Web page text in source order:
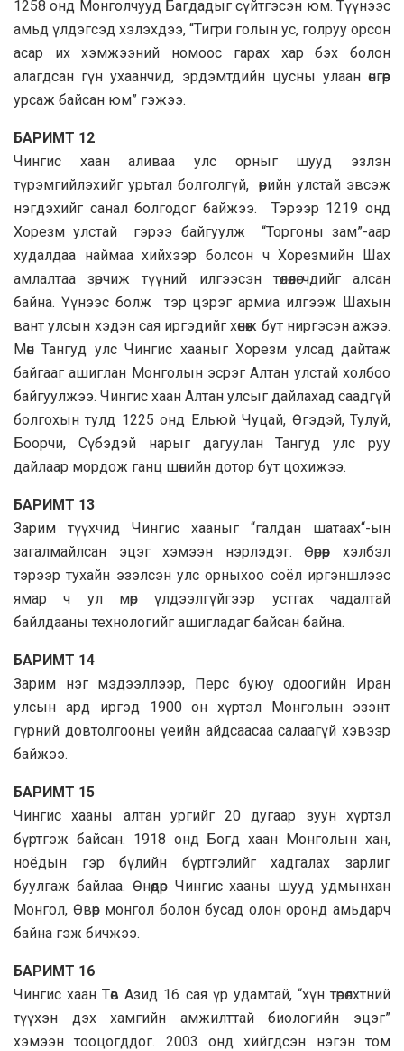
1258 онд Монголчууд Багдадыг сүйтгэсэн юм. Түүнээс
амьд үлдэгсэд хэлэхдээ, “Тигри голын ус, голруу орсон
асар их хэмжээний номоос гарах хар бэх болон
алагдсан гүн ухаанчид, эрдэмтдийн цусны улаан өнгөөр
урсаж байсан юм” гэжээ.
БАРИМТ 12
Чингис хаан аливаа улс орныг шууд эзлэн
түрэмгийлэхийг урьтал болголгүй, өөрийн улстай эвсэж
нэгдэхийг санал болгодог байжээ. Тэрээр 1219 онд
Хорезм улстай гэрээ байгуулж “Торгоны зам”-аар
худалдаа наймаа хийхээр болсон ч Хорезмийн Шах
амлалтаа зөрчиж түүний илгээсэн төлөөлөгчдийг алсан
байна. Үүнээс болж тэр цэрэг армиа илгээж Шахын
вант улсын хэдэн сая иргэдийг хөнөөж бут ниргэсэн ажээ.
Мөн Тангуд улс Чингис хааныг Хорезм улсад дайтаж
байгааг ашиглан Монголын эсрэг Алтан улстай холбоо
байгуулжээ. Чингис хаан Алтан улсыг дайлахад саадгүй
болгохын тулд 1225 онд Ельюй Чуцай, Өгэдэй, Тулуй,
Боорчи, Сүбэдэй нарыг дагуулан Тангуд улс руу
дайлаар мордож ганц шөнийн дотор бут цохижээ.
БАРИМТ 13
Зарим түүхчид Чингис хааныг “галдан шатаах“-ын
загалмайлсан эцэг хэмээн нэрлэдэг. Өөрөөр хэлбэл
тэрээр тухайн эзэлсэн улс орныхоо соёл иргэншлээс
ямар ч ул мөр үлдээлгүйгээр устгах чадалтай
байлдааны технологийг ашигладаг байсан байна.
БАРИМТ 14
Зарим нэг мэдээллээр, Перс буюу одоогийн Иран
улсын ард иргэд 1900 он хүртэл Монголын эзэнт
гүрний довтолгооны үеийн айдсаасаа салаагүй хэвээр
байжээ.
БАРИМТ 15
Чингис хааны алтан ургийг 20 дугаар зуун хүртэл
бүртгэж байсан. 1918 онд Богд хаан Монголын хан,
ноёдын гэр бүлийн бүртгэлийг хадгалах зарлиг
буулгаж байлаа. Өнөөдөр Чингис хааны шууд удмынхан
Монгол, Өвөр монгол болон бусад олон оронд амьдарч
байна гэж бичжээ.
БАРИМТ 16
Чингис хаан Төв Азид 16 сая үр удамтай, “хүн төрөлхтний
түүхэн дэх хамгийн амжилттай биологийн эцэг”
хэмээн тооцогддог. 2003 онд хийгдсэн нэгэн том